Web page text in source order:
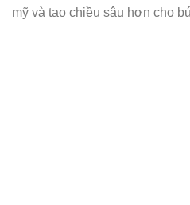
mỹ và tạo chiều sâu hơn cho